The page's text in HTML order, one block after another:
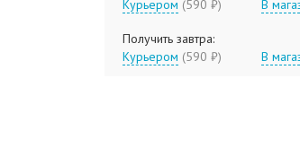
Курьером (590 ₽) В
Получить завтра:
Курьером (590 ₽) В